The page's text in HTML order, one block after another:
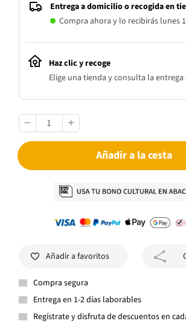
Entrega a domicilio o recogida en
Compra ahora y lo recibirás lunes
Haz clic y recoge
Elige una tienda y consulta la entrega
Añadir a la cesta
Añadir a favoritos
Compra segura
Entrega en 1-2 días laborables
Regístrate y disfruta de descuentos en